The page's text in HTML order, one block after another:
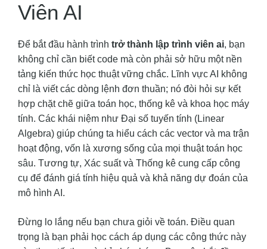
Viên AI
Để bắt đầu hành trình trở thành lập trình viên ai, bạn
không chỉ cần biết code mà còn phải sở hữu một nền
tảng kiến thức học thuật vững chắc. Lĩnh vực AI không
chỉ là viết các dòng lệnh đơn thuần; nó đòi hỏi sự kết
hợp chặt chẽ giữa toán học, thống kê và khoa học máy
tính. Các khái niệm như Đại số tuyến tính (Linear
Algebra) giúp chúng ta hiểu cách các vector và ma trận
hoạt động, vốn là xương sống của mọi thuật toán học
sâu. Tương tự, Xác suất và Thống kê cung cấp công
cụ để đánh giá tính hiệu quả và khả năng dự đoán của
mô hình AI.
Đừng lo lắng nếu bạn chưa giỏi về toán. Điều quan
trọng là bạn phải học cách áp dụng các công thức này